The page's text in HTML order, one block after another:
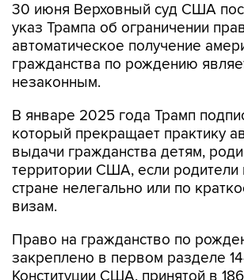
30 июня Верховный суд США
указ Трампа об ограничении
автоматическое получение
гражданства по рождению
незаконным.
В январе 2025 года Трамп
который прекращает практику
выдачи гражданства детям,
территории США, если родители
стране нелегально или по
визам.
Право на гражданство по
закреплено в первом разделе